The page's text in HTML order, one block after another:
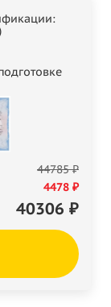
44785 ₽
4478 ₽
40306 ₽